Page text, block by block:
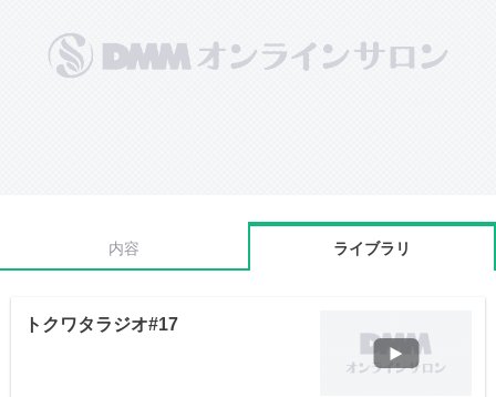
内容 ライブラリ
トクワタラジオ#17